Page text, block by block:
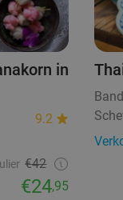
in
9.2
€42
€24,95